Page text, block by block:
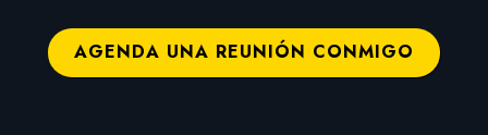
AGENDA UNA REUNIÓN CONMIGO